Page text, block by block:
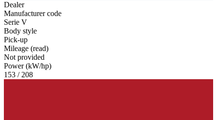
Dealer
Manufacturer code
Serie V
Body style
Pick-up
Mileage (read)
Not provided
Power (kW/hp)
153 / 208